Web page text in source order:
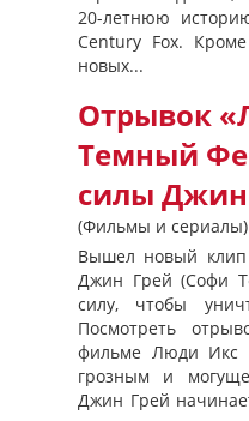
20-летнюю
Century Fox.
новых...
Отрывок
Темный
силы Джин
(Фильмы и сериалы)
Вышел новый клип
Джин Грей (Софи
силу, чтобы
Посмотреть
фильме Люди Икс
грозным и
Джин Грей